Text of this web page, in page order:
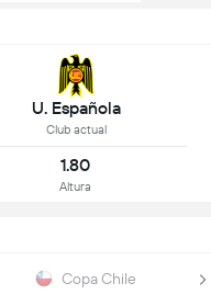
U. Española
Club actual
1.80
Altura
Copa Chile